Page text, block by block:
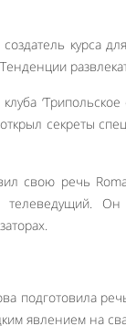
курса
секреты
свою речь
телеведущий.
подготовила
явлением на